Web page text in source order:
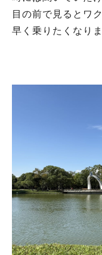
目の前で見るとワ
早く乗りたくなり